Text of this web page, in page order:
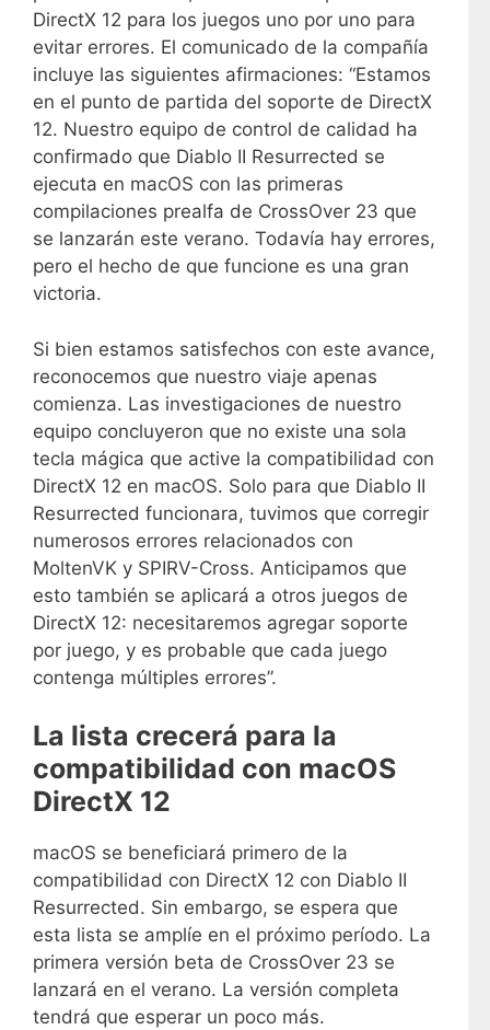
DirectX 12 para los juegos uno por uno para
evitar errores. El comunicado de la compañía
incluye las siguientes afirmaciones: “Estamos
en el punto de partida del soporte de DirectX
12. Nuestro equipo de control de calidad ha
confirmado que Diablo II Resurrected se
ejecuta en macOS con las primeras
compilaciones prealfa de CrossOver 23 que
se lanzarán este verano. Todavía hay errores,
pero el hecho de que funcione es una gran
victoria.
Si bien estamos satisfechos con este avance,
reconocemos que nuestro viaje apenas
comienza. Las investigaciones de nuestro
equipo concluyeron que no existe una sola
tecla mágica que active la compatibilidad con
DirectX 12 en macOS. Solo para que Diablo II
Resurrected funcionara, tuvimos que corregir
numerosos errores relacionados con
MoltenVK y SPIRV-Cross. Anticipamos que
esto también se aplicará a otros juegos de
DirectX 12: necesitaremos agregar soporte
por juego, y es probable que cada juego
contenga múltiples errores”.
La lista crecerá para la
compatibilidad con macOS
DirectX 12
macOS se beneficiará primero de la
compatibilidad con DirectX 12 con Diablo II
Resurrected. Sin embargo, se espera que
esta lista se amplíe en el próximo período. La
primera versión beta de CrossOver 23 se
lanzará en el verano. La versión completa
tendrá que esperar un poco más.